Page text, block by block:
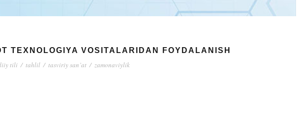
TEXNOLOGIYA VOSITALARIDAN FOYDALANISH
tili / tahlil / tasviriy san’at / zamonaviylik